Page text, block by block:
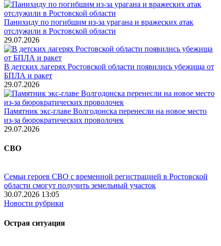
Панихиду по погибшим из-за урагана и вражеских атак
отслужили в Ростовской области
29.07.2026
В детских лагерях Ростовской области появились убежища от
БПЛА и ракет
29.07.2026
Памятник экс-главе Волгодонска перенесли на новое место
из-за бюрократических проволочек
29.07.2026
СВО
Семьи героев СВО с временной регистрацией в Ростовской
области смогут получить земельный участок
30.07.2026 13:05
Новости рубрики
Острая ситуация